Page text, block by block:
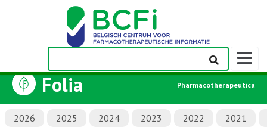
Folia Pharmacotherapeutica
2026 2025 2024 2023 2022 2021